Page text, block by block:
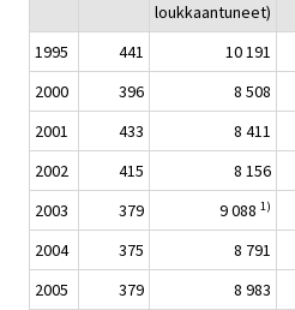
loukkaantuneet)
1995 441 10 191
2000
396 8 508
2001
433 8 411
2002
415 8 156
2003
379 9 088 1)
2004 375 8 791
2005
379 8 983